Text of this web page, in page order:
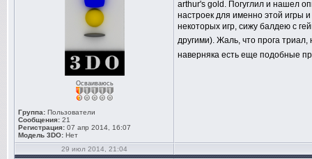
Осваиваюсь
Группа: Пользователи
Сообщения: 21
Регистрация: 07 апр 2014, 16:07
Модель 3DO: Нет
arthur's gold. Погуглил и нашел
настроек для именно этой игры
некоторых игр, сижу балдею с
другими). Жаль, что прога
наверняка есть еще подобные
29 июл 2014, 21:04